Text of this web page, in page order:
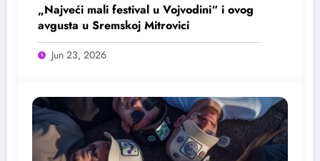
„Najveći mali festival u Vojvodini“ i ovog
avgusta u Sremskoj Mitrovici
Jun 23, 2026